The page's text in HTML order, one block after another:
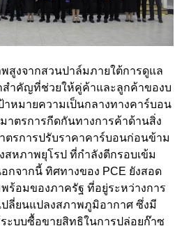
สูงจากสวนปาล์มภายใต้การดูแล
สำคัญที่ช่วยให้คู่ค้าและลูกค้าของบ
าหมายความเป็นกลางทางคาร์บอน
าตรการกีดกันทางการค้าด้านสิ่ง
ตรการปรับราคาคาร์บอนก่อนข้าม
สหภาพยุโรป ที่กำลังตีกรอบเข้ม
กจากนี้ ทิศทางของ PCE ยังสอด
ร้อมของภาครัฐ ที่อยู่ระหว่างการ
ปลี่ยนแปลงสภาพภูมิอากาศ ซึ่งมี
ะบบซื้อขายสิทธิในการปล่อยก๊าซ